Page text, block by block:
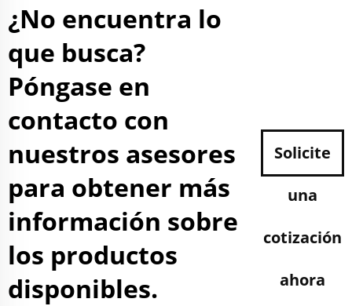
¿No encuentra lo
que busca?
Póngase en
contacto con
nuestros asesores
para obtener más
información sobre
los productos
disponibles.
Solicite
una
cotización
ahora